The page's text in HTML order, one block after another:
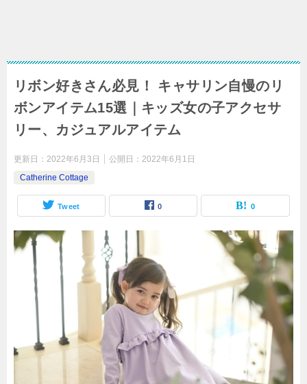
リボン好きさん必見！ キャサリン自慢のリ
ボンアイテム15選｜キッズ女の子アクセサ
リー、カジュアルアイテム
更新日： 2022年6月3日 公開日： 2022年6月1日
Catherine Cottage
Tweet 0 0